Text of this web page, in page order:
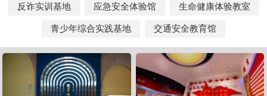
反诈实训基地 应急安全体验馆 生命健康体验教室
青少年综合实践基地 交通安全教育馆